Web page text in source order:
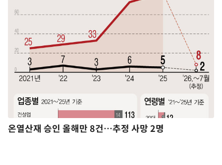
온열산재 승인 올해만 8건…추정 사망 2명